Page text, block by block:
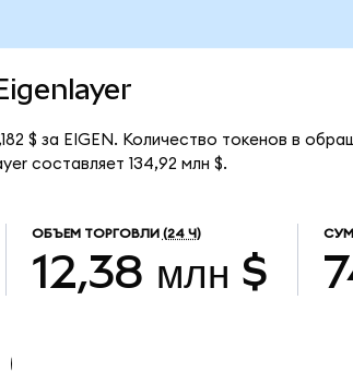
$ за EIGEN. Количество токенов в
составляет 134,92 млн $.
ОБЪЕМ ТОРГОВЛИ (24 Ч)
12,38 млн $